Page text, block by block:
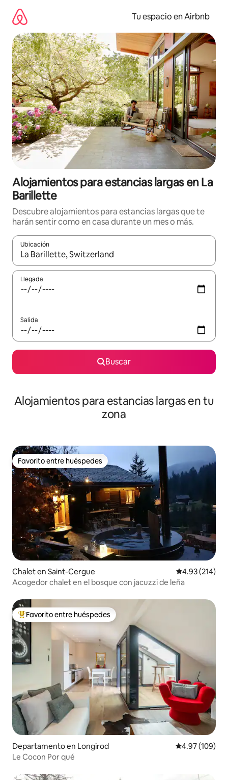
contenido
Tu espacio en Airbnb
Alojamientos para estancias largas en La
Barillette
Descubre alojamientos para estancias largas que te
harán sentir como en casa durante un mes o más.
Ubicación
Cuando los resultados estén disponibles, podrás navegar
Llegada
Salida
Buscar
Alojamientos para estancias largas en tu
zona
Favorito entre huéspedes
Favorito entre huéspedes
Chalet en Saint-Cergue Calificación
4.93 (214)
Acogedor chalet en el bosque con jacuzzi de leña
De los mejores en Favorito entre huéspedes
Favorito entre huéspedes
Departamento en Longirod Calificación
4.97 (109)
Le Cocon Por qué